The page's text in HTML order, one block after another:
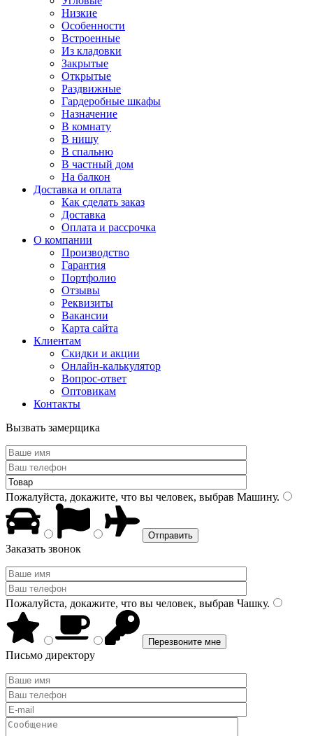
Низкие
Особенности
Встроенные
Из кладовки
Закрытые
Открытые
Раздвижные
Гардеробные шкафы
Назначение
В комнату
В нишу
В спальню
В частный дом
На балкон
Доставка и оплата
Как сделать заказ
Доставка
Оплата и рассрочка
О компании
Производство
Гарантия
Портфолио
Отзывы
Реквизиты
Вакансии
Карта сайта
Клиентам
Скидки и акции
Онлайн-калькулятор
Вопрос-ответ
Оптовикам
Контакты
Вызвать замерщика
Пожалуйста, докажите, что вы человек, выбрав Машину.
Заказать звонок
Пожалуйста, докажите, что вы человек, выбрав Чашку.
Письмо директору